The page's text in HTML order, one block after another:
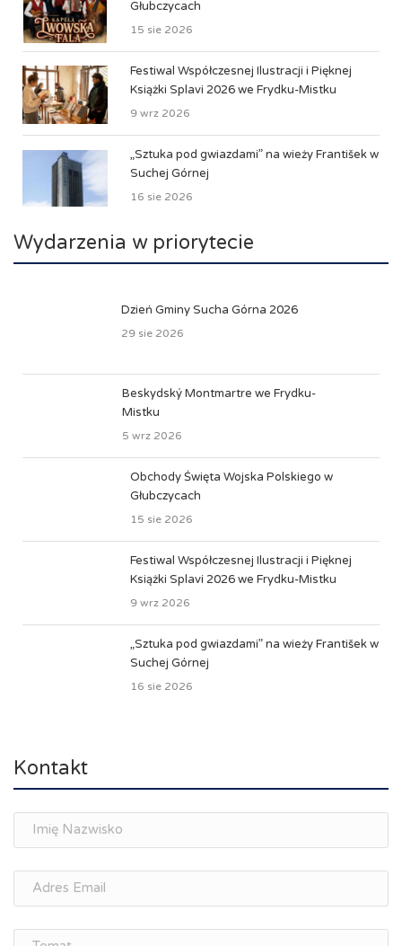
Głubczycach
15 sie 2026
Festiwal Współczesnej Ilustracji i Pięknej
Książki Splavi 2026 we Frydku-Mistku
9 wrz 2026
„Sztuka pod gwiazdami” na wieży František w
Suchej Górnej
16 sie 2026
Wydarzenia w priorytecie
Dzień Gminy Sucha Górna 2026
29 sie 2026
Beskydský Montmartre we Frydku-
Mistku
5 wrz 2026
Obchody Święta Wojska Polskiego w
Głubczycach
15 sie 2026
Festiwal Współczesnej Ilustracji i Pięknej
Książki Splavi 2026 we Frydku-Mistku
9 wrz 2026
„Sztuka pod gwiazdami” na wieży František w
Suchej Górnej
16 sie 2026
Kontakt